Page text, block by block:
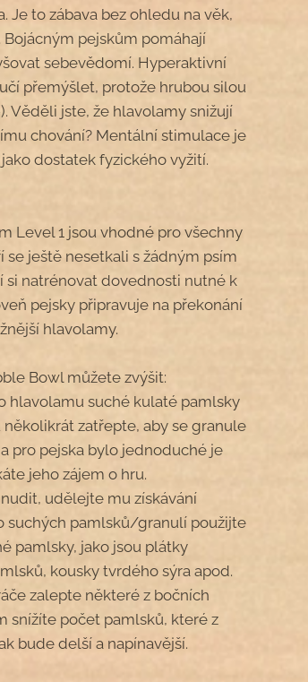
Je to zábava bez ohledu na věk,
pejskům pomáhají
sebevědomí. Hyperaktivní
přemýšlet, protože hrubou silou
Věděli jste, že hlavolamy snižují
chování? Mentální stimulace je
dostatek fyzického vyžití.
Level 1 jsou vhodné pro všechny
se ještě nesetkali s žádným psím
si natrénovat dovednosti nutné k
pejsky připravuje na překonání
hlavolamy.
Bowl můžete zvýšit:
hlavolamu suché kulaté pamlsky
zatřepte, aby se granule
pro pejska bylo jednoduché je
jeho zájem o hru.
udělejte mu získávání
suchých pamlsků/granulí použijte
pamlsky, jako jsou plátky
kousky tvrdého sýra apod.
zalepte některé z bočních
snížíte počet pamlsků, které z
bude delší a napínavější.